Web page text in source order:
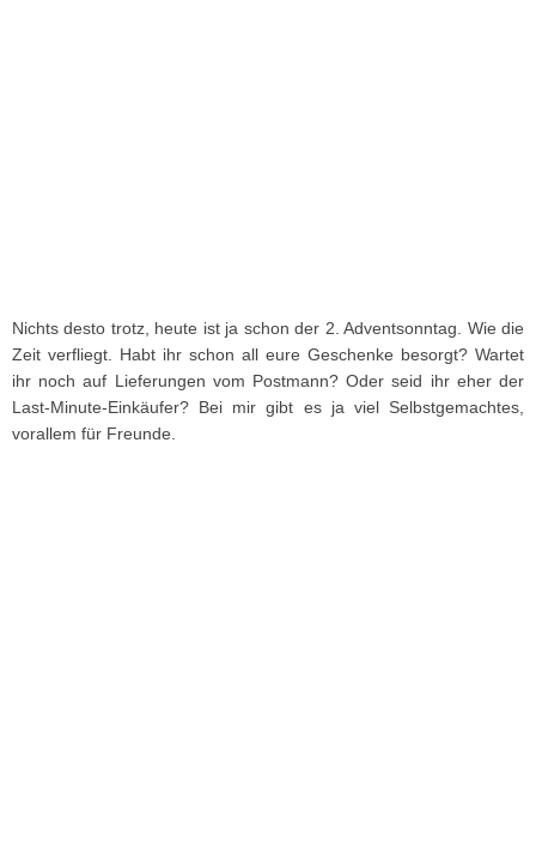
Nichts desto trotz, heute ist ja schon der 2. Adventsonntag. Wie die
Zeit verfliegt. Habt ihr schon all eure Geschenke besorgt? Wartet
ihr noch auf Lieferungen vom Postmann? Oder seid ihr eher der
Last-Minute-Einkäufer? Bei mir gibt es ja viel Selbstgemachtes,
vorallem für Freunde.